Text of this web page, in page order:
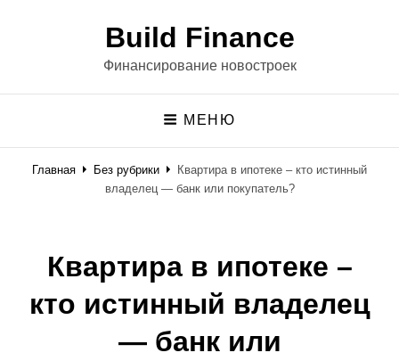
Build Finance
Финансирование новостроек
МЕНЮ
Главная Без рубрики
Квартира в ипотеке – кто истинный
владелец — банк или покупатель?
Квартира в ипотеке –
кто истинный владелец
— банк или